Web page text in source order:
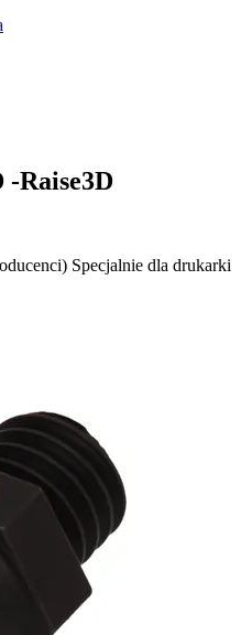
Raise3D
Specjalnie dla drukarki